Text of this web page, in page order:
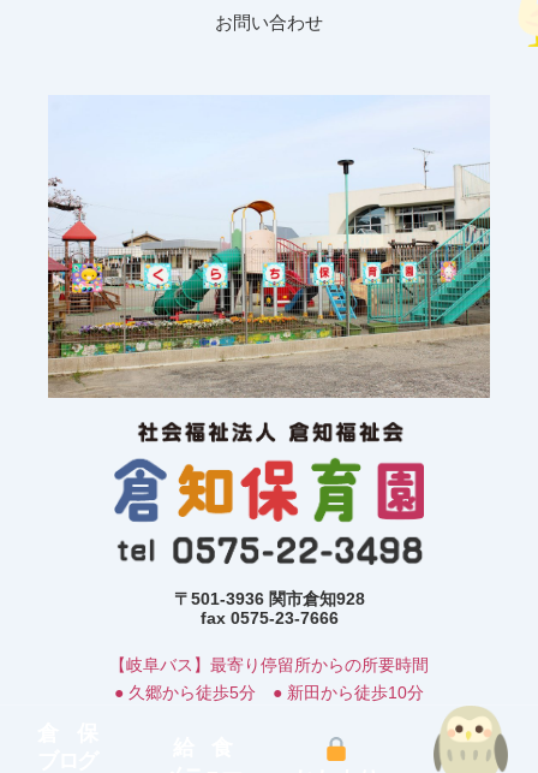
お問い合わせ
〒501-3936 関市倉知928
fax 0575-23-7666
【岐阜バス】最寄り停留所からの所要時間
● 久郷から徒歩5分 ● 新田から徒歩10分